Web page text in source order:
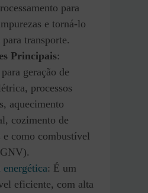
para
e torná-lo
para transporte.
Principais:
geração de
processos
aquecimento
cozimento de
e como combustível
: É um
eficiente, com alta